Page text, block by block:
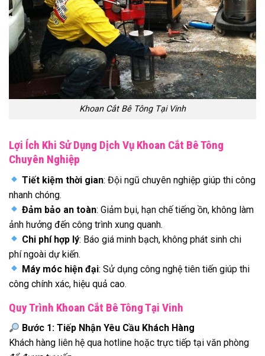
Khoan Cắt Bê Tông Tại Vinh
Lợi Ích Khi Sử Dụng Dịch Vụ Khoan Cắt Bê Tông
Chuyên Nghiệp
Tiết kiệm thời gian: Đội ngũ chuyên nghiệp giúp thi công
nhanh chóng.
Đảm bảo an toàn: Giảm bụi, hạn chế tiếng ồn, không làm
ảnh hưởng đến công trình xung quanh.
Chi phí hợp lý: Báo giá minh bạch, không phát sinh chi
phí ngoài dự kiến.
Máy móc hiện đại: Sử dụng công nghệ tiên tiến giúp thi
công chính xác, hiệu quả cao.
Quy Trình Khoan Cắt Bê Tông Tại Vinh
Bước 1: Tiếp Nhận Yêu Cầu Khách Hàng
Khách hàng liên hệ qua hotline hoặc trực tiếp tại văn phòng